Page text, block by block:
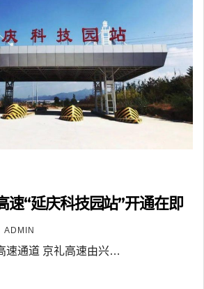
速“延庆科技园站”开通在即
ADMIN
速通道 京礼高速由兴…